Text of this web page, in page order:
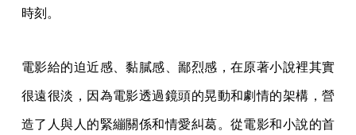
時刻。
電影給的迫近感、黏膩感、鄙烈感，在原著小說裡其實
很遠很淡，因為電影透過鏡頭的晃動和劇情的架構，營
造了人與人的緊繃關係和情愛糾葛。從電影和小說的首